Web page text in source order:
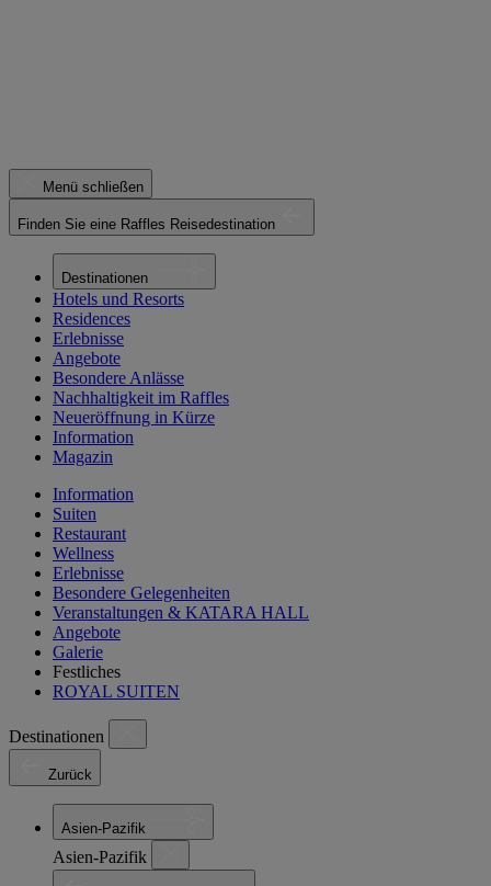
Menü schließen
Finden Sie eine Raffles Reisedestination
Destinationen
Hotels und Resorts
Residences
Erlebnisse
Angebote
Besondere Anlässe
Nachhaltigkeit im Raffles
Neueröffnung in Kürze
Information
Magazin
Information
Suiten
Restaurant
Wellness
Erlebnisse
Besondere Gelegenheiten
Veranstaltungen & KATARA HALL
Angebote
Galerie
Festliches
ROYAL SUITEN
Destinationen
Zurück
Asien-Pazifik
Asien-Pazifik